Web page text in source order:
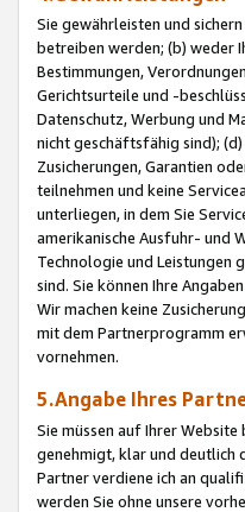
Sie gewährleisten und
betreiben werden; (b) weder
Bestimmungen,
Gerichtsurteile und -
Datenschutz, Werbung und
nicht geschäftsfähig sind);
Zusicherungen, Garantien
teilnehmen und keine
unterliegen, in dem Sie
amerikanische Ausfuhr- und
Technologie und Leistungen
sind. Sie können Ihre
Wir machen keine
mit dem Partnerprogramm
vornehmen.
5.Angabe Ihres
Sie müssen auf Ihrer
genehmigt, klar und deutlich
Partner verdiene ich an
werden Sie ohne unsere